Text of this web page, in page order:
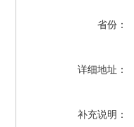
省份：
详细地址：
补充说明：